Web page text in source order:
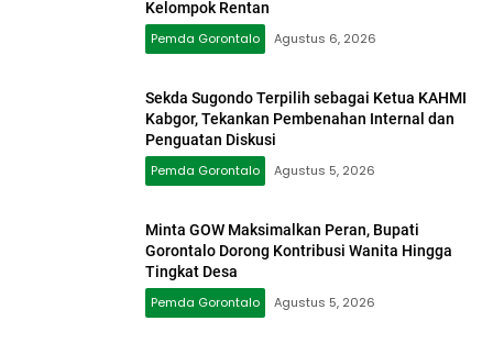
Kelompok Rentan
Pemda Gorontalo
Agustus 6, 2026
Sekda Sugondo Terpilih sebagai Ketua KAHMI
Kabgor, Tekankan Pembenahan Internal dan
Penguatan Diskusi
Pemda Gorontalo
Agustus 5, 2026
Minta GOW Maksimalkan Peran, Bupati
Gorontalo Dorong Kontribusi Wanita Hingga
Tingkat Desa
Pemda Gorontalo
Agustus 5, 2026